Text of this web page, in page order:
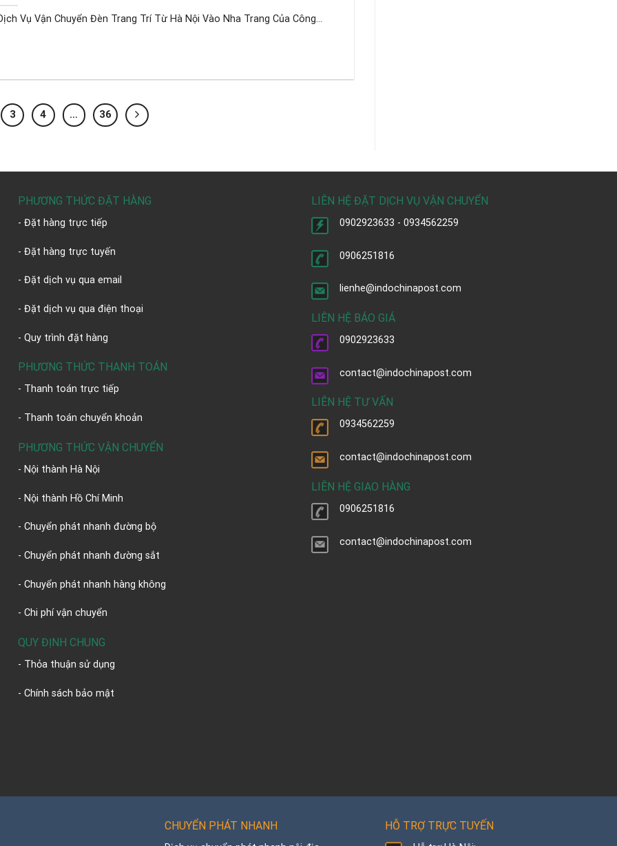
Vụ Vận Chuyển Đèn Trang Trí Từ Hà Nội Vào Nha Trang Của Công...
3 4 … 36
PHƯƠNG THỨC ĐẶT HÀNG
- Đặt hàng trực tiếp
- Đặt hàng trực tuyến
- Đặt dịch vụ qua email
- Đặt dịch vụ qua điện thoại
- Quy trình đặt hàng
PHƯƠNG THỨC THANH TOÁN
- Thanh toán trực tiếp
- Thanh toán chuyển khoản
PHƯƠNG THỨC VẬN CHUYỂN
- Nội thành Hà Nội
- Nội thành Hồ Chí Minh
- Chuyển phát nhanh đường bộ
- Chuyển phát nhanh đường sắt
- Chuyển phát nhanh hàng không
- Chi phí vận chuyển
QUY ĐỊNH CHUNG
- Thỏa thuận sử dụng
- Chính sách bảo mật
LIÊN HỆ ĐẶT DỊCH VỤ VẬN CHUYỂN
0902923633 - 0934562259
0906251816
lienhe@indochinapost.com
LIÊN HỆ BÁO GIÁ
0902923633
contact@indochinapost.com
LIÊN HỆ TƯ VẤN
0934562259
contact@indochinapost.com
LIÊN HỆ GIAO HÀNG
0906251816
contact@indochinapost.com
CHUYỂN PHÁT NHANH HỖ TRỢ TRỰC TUYẾN